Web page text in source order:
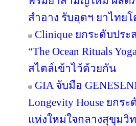
สำอาง รับอุตฯ ยาไทยโ
Clinique ยกระดับปร
“The Ocean Rituals
สไตล์เข้าไว้ด้วยกัน
GIA จับมือ
Longevity House ยกร
แห่งใหม่ใจกลางสุขุมวิท